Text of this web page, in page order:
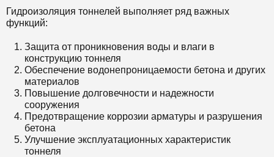
Гидроизоляция тоннелей выполняет ряд важных
функций:
Защита от проникновения воды и влаги в
конструкцию тоннеля
Обеспечение водонепроницаемости бетона и других
материалов
Повышение долговечности и надежности
сооружения
Предотвращение коррозии арматуры и разрушения
бетона
Улучшение эксплуатационных характеристик
тоннеля